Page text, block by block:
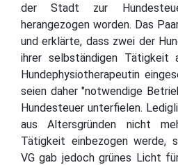
der Stadt zur
herangezogen worden. Das
und erklärte, dass zwei der
ihrer selbständigen Tätigkeit
Hundephysiotherapeutin
seien daher "notwendige
Hundesteuer unterfielen.
aus Altersgründen nicht
Tätigkeit einbezogen werde,
VG gab jedoch grünes Licht